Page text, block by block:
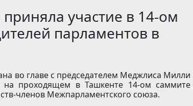
участие в 14-ом
парламентов в
во главе с председателем Меджлиса Милли
на проходящем в Ташкенте 14-ом саммите
членов Межпарламентского союза.